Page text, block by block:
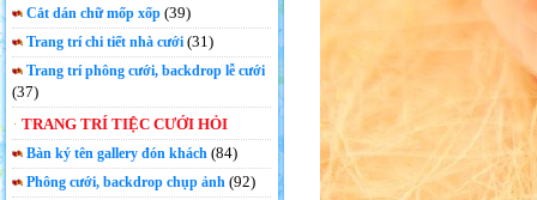
Cắt dán chữ mốp xốp (39)
Trang trí chi tiết nhà cưới (31)
Trang trí phông cưới, backdrop lễ cưới
(37)
TRANG TRÍ TIỆC CƯỚI HỎI
Bàn ký tên gallery đón khách (84)
Phông cưới, backdrop chụp ảnh (92)